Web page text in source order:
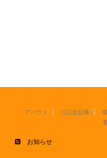
アバウト 日記全記事
お知らせ